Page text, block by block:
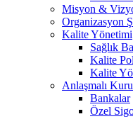
Misyon &
Organizasyon
Kalite Yönetimi
Sağlık
Kalite
Kalite
Anlaşmalı
Bankalar
Özel